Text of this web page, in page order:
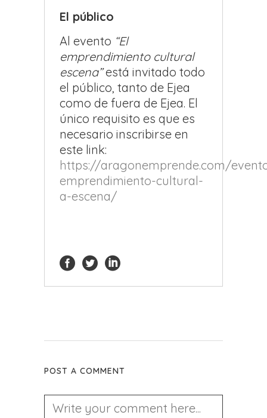
El público
Al evento “El
emprendimiento cultural
escena”está invitado todo
el público, tanto de Ejea
como de fuera de Ejea. El
único requisito es que es
necesario inscribirse en
este link:
https://aragonemprende.com/
emprendimiento-cultural-
a-escena/
POST A COMMENT